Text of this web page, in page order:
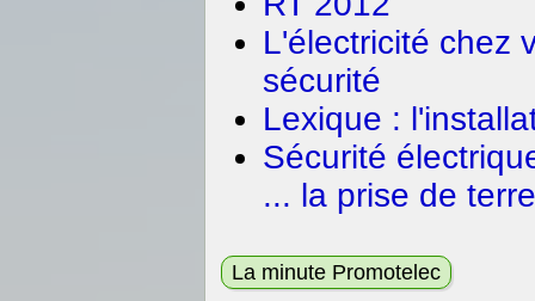
L'électricité chez
sécurité
Lexique :
Sécurité
... la prise de
La minute Promotelec